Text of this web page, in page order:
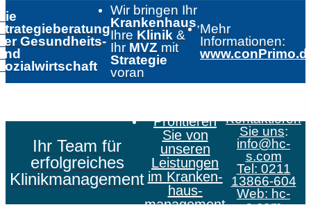
Gesundheits-
Wir bringen Ihr
Krankenhaus,
Ihre Klinik &
Ihr MVZ mit
Strategie
voran
Mehr
Informationen:
Ihr Team für
erfolgreiches
Klinikmanagement
Profitieren
Sie von
unseren
Leistungen
im Kranken­
haus­
management
Kontaktieren
Sie uns:
info@hc-
s.com
Tel: 0211
13866-604
Web: hc-
s.com